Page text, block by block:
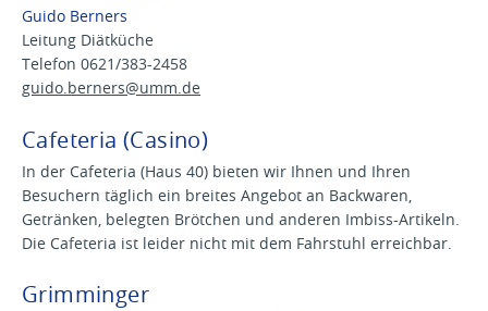
Guido Berners
Leitung Diätküche
Telefon 0621/383-2458
guido.berners@umm.de
Cafeteria (Casino)
In der Cafeteria (Haus 40) bieten wir Ihnen und Ihren
Besuchern täglich ein breites Angebot an Backwaren,
Getränken, belegten Brötchen und anderen Imbiss-Artikeln.
Die Cafeteria ist leider nicht mit dem Fahrstuhl erreichbar.
Grimminger